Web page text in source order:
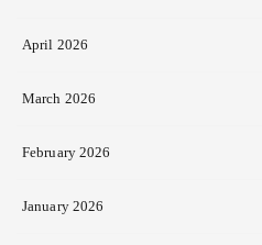
April 2026
March 2026
February 2026
January 2026